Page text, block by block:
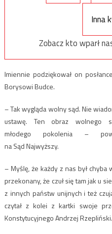
Inna
Zobacz kto wparł
Imiennie podziękował on
Borysowi Budce.
– Tak wygląda wolny sąd. Nie
ustawę. Ten obraz wolnego
młodego pokolenia –
na Sąd Najwyższy.
– Myślę, że każdy z nas był
przekonany, że czuł się tam jak u
z innych państw unijnych i też
czytał z kolei z kartki swoje
Konstytucyjnego Andrzej Rzepliński.